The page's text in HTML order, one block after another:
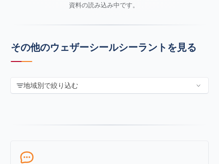
資料の読み込み中です。
その他のウェザーシールシーラントを見る
地域別で絞り込む